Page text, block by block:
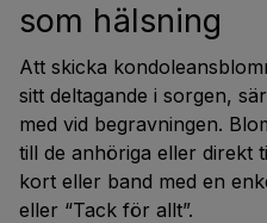
som hälsning
Att skicka
sitt deltagande i sorgen,
med vid begravningen.
till de anhöriga eller direkt
kort eller band med en
eller “Tack för allt”.